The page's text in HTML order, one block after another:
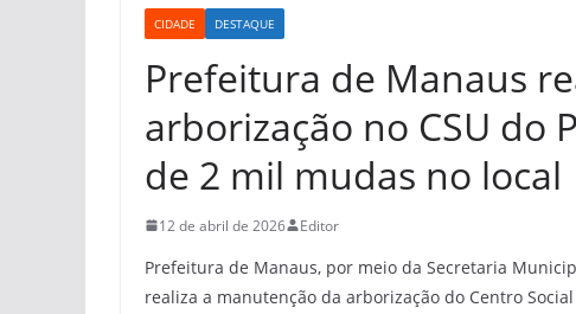
CIDADE DESTAQUE
Prefeitura de Manaus
arborização no CSU do
de 2 mil mudas no local
12 de abril de 2026 Editor
Prefeitura de Manaus, por meio da Secretaria
realiza a manutenção da arborização do Centro